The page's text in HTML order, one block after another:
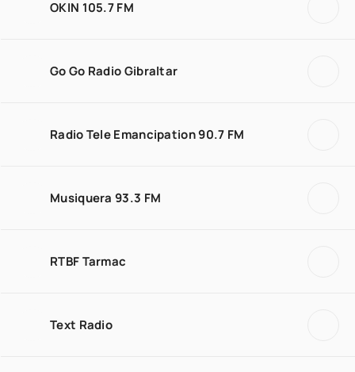
OKIN 105.7 FM
Go Go Radio Gibraltar
Radio Tele Emancipation 90.7 FM
Musiquera 93.3 FM
RTBF Tarmac
Text Radio